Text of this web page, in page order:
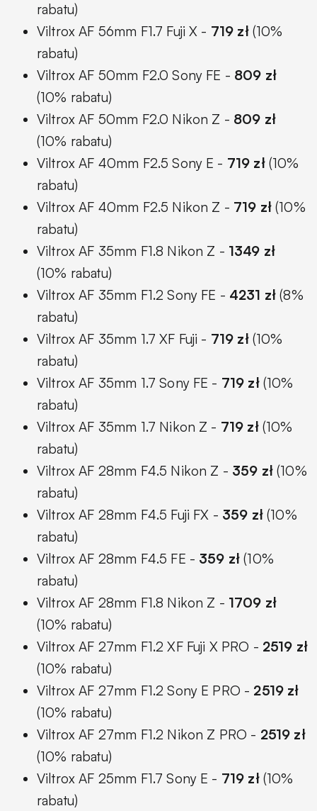
rabatu)
Viltrox AF 56mm F1.7 Fuji X - 719 zł(10%
rabatu)
Viltrox AF 50mm F2.0 Sony FE - 809 zł
(10% rabatu)
Viltrox AF 50mm F2.0 Nikon Z - 809 zł
(10% rabatu)
Viltrox AF 40mm F2.5 Sony E - 719 zł(10%
rabatu)
Viltrox AF 40mm F2.5 Nikon Z - 719 zł(10%
rabatu)
Viltrox AF 35mm F1.8 Nikon Z - 1349 zł
(10% rabatu)
Viltrox AF 35mm F1.2 Sony FE - 4231 zł (8%
rabatu)
Viltrox AF 35mm 1.7 XF Fuji - 719 zł(10%
rabatu)
Viltrox AF 35mm 1.7 Sony FE - 719 zł(10%
rabatu)
Viltrox AF 35mm 1.7 Nikon Z - 719 zł(10%
rabatu)
Viltrox AF 28mm F4.5 Nikon Z - 359 zł(10%
rabatu)
Viltrox AF 28mm F4.5 Fuji FX - 359 zł(10%
rabatu)
Viltrox AF 28mm F4.5 FE - 359 zł (10%
rabatu)
Viltrox AF 28mm F1.8 Nikon Z - 1709 zł
(10% rabatu)
Viltrox AF 27mm F1.2 XF Fuji X PRO - 2519 zł
(10% rabatu)
Viltrox AF 27mm F1.2 Sony E PRO - 2519 zł
(10% rabatu)
Viltrox AF 27mm F1.2 Nikon Z PRO - 2519 zł
(10% rabatu)
Viltrox AF 25mm F1.7 Sony E - 719 zł(10%
rabatu)